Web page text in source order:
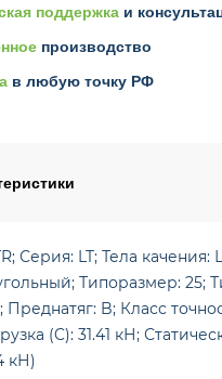
поддержка и
производство
в любую точку РФ
Серия: LT; Тела
Типоразмер: 25;
Преднатяг: B; Класс
(C): 31.41 кН;
кН)